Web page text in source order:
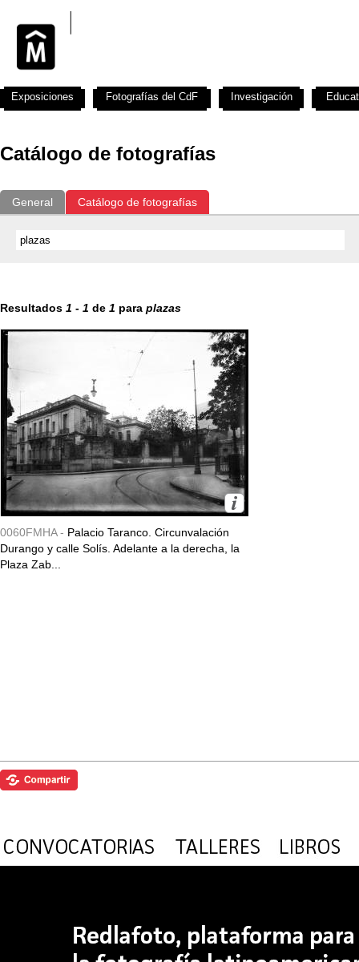
Catálogo de fotografías
General Catálogo de fotografías
Resultados 1 - 1 de 1 para plazas
0060FMHA - Palacio Taranco. Circunvalación
Durango y calle Solís. Adelante a la derecha, la
Plaza Zab...
Exposiciones Fotografías del CdF Investigación